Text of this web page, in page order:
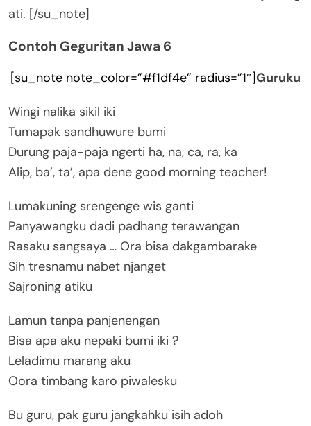
ati. [/su_note]
Contoh Geguritan Jawa 6
[su_note note_color=”#f1df4e” radius=”1″]Guruku
Wingi nalika sikil iki
Tumapak sandhuwure bumi
Durung paja-paja ngerti ha, na, ca, ra, ka
Alip, ba’, ta’, apa dene good morning teacher!
Lumakuning srengenge wis ganti
Panyawangku dadi padhang terawangan
Rasaku sangsaya … Ora bisa dakgambarake
Sih tresnamu nabet njanget
Sajroning atiku
Lamun tanpa panjenengan
Bisa apa aku nepaki bumi iki ?
Leladimu marang aku
Oora timbang karo piwalesku
Bu guru, pak guru jangkahku isih adoh